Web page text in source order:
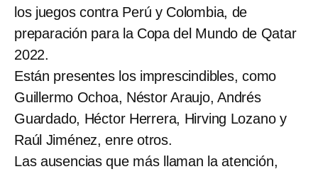
los juegos contra Perú y Colombia, de
preparación para la Copa del Mundo de Qatar
2022.
Están presentes los imprescindibles, como
Guillermo Ochoa, Néstor Araujo, Andrés
Guardado, Héctor Herrera, Hirving Lozano y
Raúl Jiménez, enre otros.
Las ausencias que más llaman la atención,